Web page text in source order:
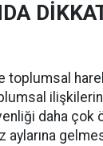
toplumsal
ilişkilerin
daha çok
aylarına